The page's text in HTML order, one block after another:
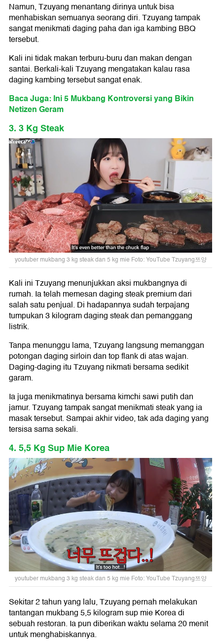
Namun, Tzuyang menantang dirinya untuk bisa
menhabiskan semuanya seorang diri. Tzuyang tampak
sangat menikmati daging paha dan iga kambing BBQ
tersebut.
Kali ini tidak makan terburu-buru dan makan dengan
santai. Berkali-kali Tzuyang mengatakan kalau rasa
daging kambing tersebut sangat enak.
Baca Juga: Ini 5 Mukbang Kontroversi yang Bikin
Netizen Geram
3. 3 Kg Steak
youtuber mukbang 3 kg steak dan 5 kg mie Foto: YouTube Tzuyang쯔양
Kali ini Tzuyang menunjukkan aksi mukbangnya di
rumah. Ia telah memesan daging steak premium dari
salah satu penjual. Di hadapannya sudah terpajang
tumpukan 3 kilogram daging steak dan pemanggang
listrik.
Tanpa menunggu lama, Tzuyang langsung memanggan
potongan daging sirloin dan top flank di atas wajan.
Daging-daging itu Tzuyang nikmati bersama sedikit
garam.
Ia juga menikmatinya bersama kimchi sawi putih dan
jamur. Tzuyang tampak sangat menikmati steak yang ia
masak tersebut. Sampai akhir video, tak ada daging yang
tersisa sama sekali.
4. 5,5 Kg Sup Mie Korea
youtuber mukbang 3 kg steak dan 5 kg mie Foto: YouTube Tzuyang쯔양
Sekitar 2 tahun yang lalu, Tzuyang pernah melakukan
tantangan mukbang 5,5 kilogram sup mie Korea di
sebuah restoran. Ia pun diberikan waktu selama 20 menit
untuk menghabiskannya.